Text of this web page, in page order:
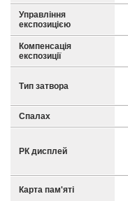
Управління
експозицією
Компенсація
експозиції
Тип затвора
Спалах
РК дисплей
Карта пам'яті